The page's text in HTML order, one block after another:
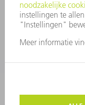
BEDRIJFSVOERING
COPYRIGHT EN